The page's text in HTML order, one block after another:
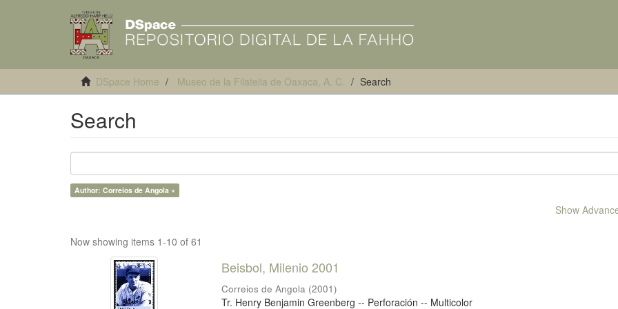
DSpace Home Museo de la Filatelia de Oaxaca, A. C. Search
Search
Author: Correios de Angola ×
Show
Now showing items 1-10 of 61
Beisbol, Milenio 2001
Correios de Angola (2001)
Tr. Henry Benjamin Greenberg -- Perforación -- Multicolor